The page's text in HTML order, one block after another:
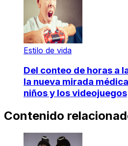
Estilo de vida
Del conteo de horas a
la nueva mirada
niños y los videojuegos
Contenido